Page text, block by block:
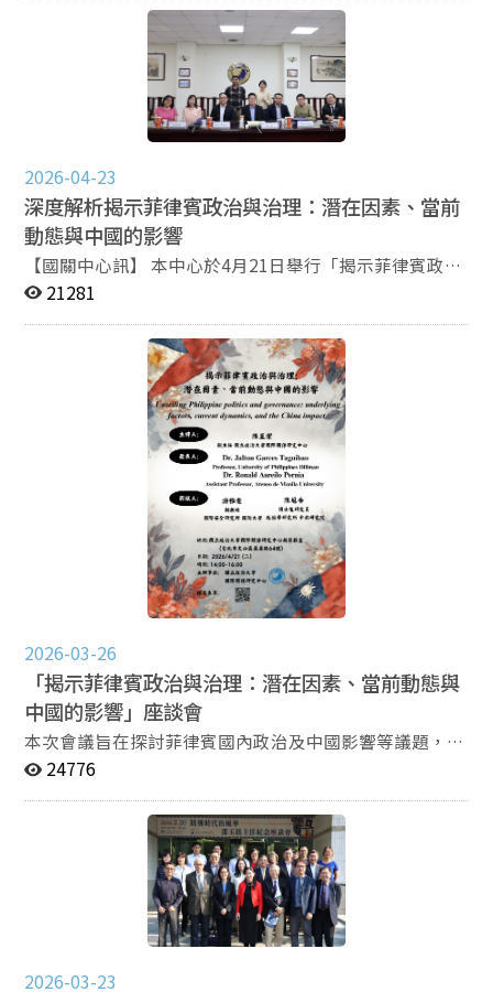
（以下簡稱「國關中心」）於今（15）日下午舉辦時事座
談會，邀集多位專家學者，從美中政治、國際關係及地緣
政治等面向，分析此次川習會所釋出的外交訊號，以及對
區域局勢與兩岸關係可能帶來的影響。 本場座談會由國
關中心主任、東亞研究所特聘教授王信賢主持，與談人包
括東海大學政治學系教授邱師儀、國防大學中共軍事事務
岳、國立臺灣大學政治學系教授張登及，以及國關中心兼
任研究員嚴震生。 王信賢於引言時表示，川習會影響的
不僅是美中雙邊關係，更牽動整體國際局勢發展。當前大
國互動可謂「全球一盤棋」，沒有任何國家能置身事外。
他指出，大國競爭與協商不可能透過一次會談便解決所有
分歧，而是需經過多輪互動與持續博弈，逐步形成新的平
衡。此次川習會的核心，在於追求戰略穩定，雙方皆有各
自欲達成的目標，而非單純的交易關係。 嚴震生指出，
此次川習會因伊朗戰爭等國際情勢影響而延至今日舉行。
半年前川普與習近平於釜山會面時，中方並未就臺灣議題
明確表態；然而此次回到北京主場，中方勢必會對臺灣問
題有所陳述與宣示。他進一步比較新華社與白宮發布的新
聞稿後指出，雙方對會談內容的文字敘述存在差異。對於
是否觸及臺灣議題，美方採取「既不承認、也不否認」的
處理方式，避免公開證實相關內容，以降低直接衝突風
險，同時保留各自立場表述空間。 邱師儀則提到，美國
去年底公布的《國家安全戰略報告》原是美國國家安全與
戰略的重要依循，但川普本人的領導風格向來傾向突破制
度框架，因此其處理美中關係時，往往帶有高度個人色彩
認為，川普或已逐漸接受美中關係走向某種「相對平等」
的現實，但未來雙方將以何種條件進行交換與妥協，仍值
得觀察。他指出，川習會後勢必存在許多「能做但不能公
開」的安排，包括軍售、對臺保證，以及對兩岸關係的潛
在影響等。 張登及則聚焦於此次川習會所提出的「建設
性戰略穩定關係」。他指出，北京近年多次提及「修昔底
德陷阱」與「世界百年變局」，顯示中國正試圖在全球秩
序重組過程中尋求戰略穩定與民族復興。面對中國內部經
濟轉型壓力，以及美國在科技與關稅上的持續圍堵，中國
外交呈現「對美守勢、分區進取」的特徵。他認為，目前
美中關係呈現「脆弱休戰」狀態，雙方雖仍存在競爭與分
歧，但短期內可能維持「以合作為主、競爭有度、分歧可
控」的發展模式，以維持區域和平穩定。 張五岳則從兩
岸關係角度分析指出，北京希望建立並確認「中美兩強」
2026-04-23
深度解析揭示菲律賓政治與治理：潛在因素、當前
動態與中國的影響
【國關中心訊】 本中心於4月21日舉行「揭示菲律賓政治
與治理：潛在因素、當前動態與中國的影響」
underlying factors, current dynamics, and the China
impact）座談會，由陳至潔副主任主持，邀請菲律賓大
學迪里曼分校（UP Diliman）Jalton Garces Taguibao教
授及馬尼拉雅典耀大學（Ateneo de Manila University）
Ronald Aurelio Pernia助理教授擔任發表人，針對「菲律
賓國內政治與選舉」與「中國影響力」分享看法，並邀請
國防大學國際安全研究所副教授游雅雯、中研院政治學研
究所博士後研究員陳冠吾與談。 Pernia教授透過其對菲律
賓近年政經發展之長期觀察為基礎，聚焦中國對菲影響力
之具體案例，並進一步連結臺灣當前所面臨之挑戰。渠首
先援引最新民調數據與政經情勢，分析菲律賓民眾對中國
之信任度與安全威脅認知，指出菲國公眾對中國之信任度
成高度共識，顯示多數民眾已將中國視為主要國家安全威
脅。 Taguibao教授則聚焦菲律賓當前政局中的政治傳
播、權力競逐與中國因素之交織關係，並透過其跨越公民
社會與政府部門之實務經驗，對相關議題提出補充與反
思。渠表示，儘管外界多以民調數據觀察菲律賓社會之反
中情緒變化，但更關鍵的問題在於，這些情緒本身如何被
形塑與再製。 －－－－－－－－－－－－ 關注國關中
心，隨時掌握最新消息！ Facebook｜
https://www.facebook.com/nccuiir Instagram｜
https://www.instagram.com/nccu_iir YouTube｜
https://youtube.com/@nccuiir 支持國關｜
https://iir.nccu.edu.tw/PageDoc/Detail?
fid=13762&id=33943
21281
2026-03-26
「揭示菲律賓政治與治理：潛在因素、當前動態與
中國的影響」座談會
本次會議旨在探討菲律賓國內政治及中國影響等議題，由
Jalton Garces Taguibao教授與Ronald Aureilo Pernia助
授、中央研究院政治學研究所陳冠吾博士後研究員與談。
時間: 2026年4月21日（二）14:00–16:00 地點: 國關中心
圖書會議大樓 新簡報室（116臺北市文山區萬壽路64號）
https://forms.gle/ounHVpVPzEo3N6tC6 （考量場地空
間及會議品質，主辦方保留限制最大參加人數的權利） 聯
24776
2026-03-23